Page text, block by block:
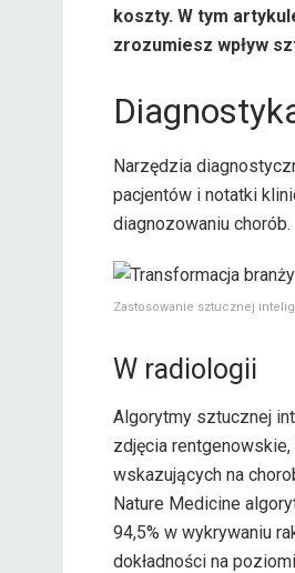
koszty. W tym
zrozumiesz wpływ
Narzędzia
pacjentów i notatki
diagnozowaniu chorób.
Zastosowanie sztucznej
W radiologii
Algorytmy sztucznej
zdjęcia
wskazujących na
Nature Medicine
94,5% w wykrywaniu
dokładności na